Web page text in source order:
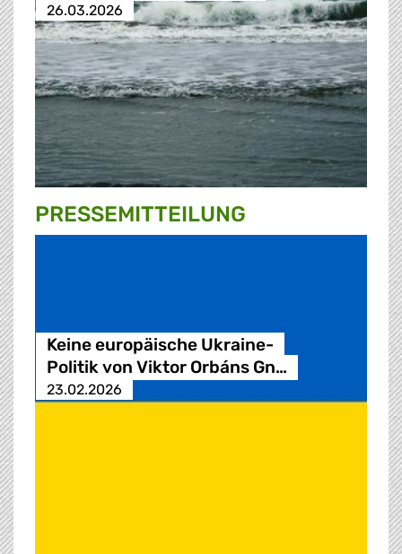
26.03.2026
PRESSE­MITTEILUNG
Keine europäische Ukraine-
Politik von Viktor Orbáns Gn…
23.02.2026